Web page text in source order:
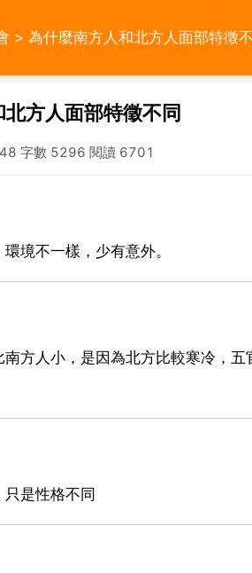
> 為什麼南方人和北方人面部特徵
方人面部特徵不同
字數 5296 閱讀 6701
境不一樣，少有意外。
方人小，是因為北方比較寒冷，
是性格不同